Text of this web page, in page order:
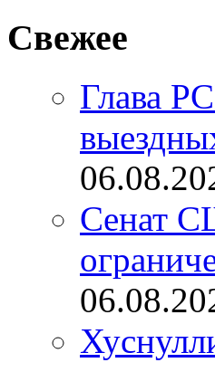
Свежее
Глава
Сенат